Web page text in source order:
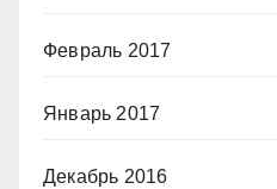
Февраль 2017
Январь 2017
Декабрь 2016